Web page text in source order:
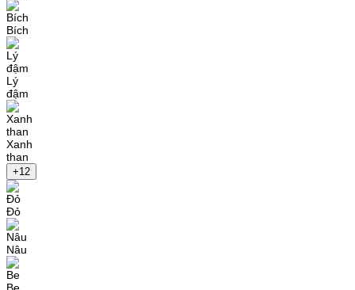
Bích
Lý
đậm
Xanh
than
+12
Đỏ
Nâu